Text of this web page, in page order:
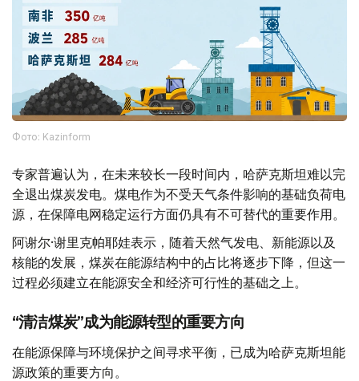
Фото: Kazinform
专家普遍认为，在未来较长一段时间内，哈萨克斯坦难以完
全退出煤炭发电。煤电作为不受天气条件影响的基础负荷电
源，在保障电网稳定运行方面仍具有不可替代的重要作用。
阿谢尔·谢里克帕耶娃表示，随着天然气发电、新能源以及
核能的发展，煤炭在能源结构中的占比将逐步下降，但这一
过程必须建立在能源安全和经济可行性的基础之上。
“清洁煤炭”成为能源转型的重要方向
在能源保障与环境保护之间寻求平衡，已成为哈萨克斯坦能
源政策的重要方向。